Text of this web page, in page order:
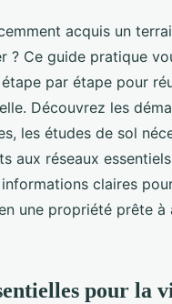
acquis un
? Ce guide pratique
par étape pour
Découvrez les
les études de sol
aux réseaux
claires
une propriété prête à
pour la